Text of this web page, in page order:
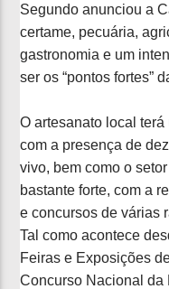
Segundo anunciou a
certame, pecuária,
gastronomia e um
ser os “pontos fortes”
O artesanato local
com a presença de
vivo, bem como o
bastante forte, com a
e concursos de várias
Tal como acontece
Feiras e Exposições
Concurso Nacional da